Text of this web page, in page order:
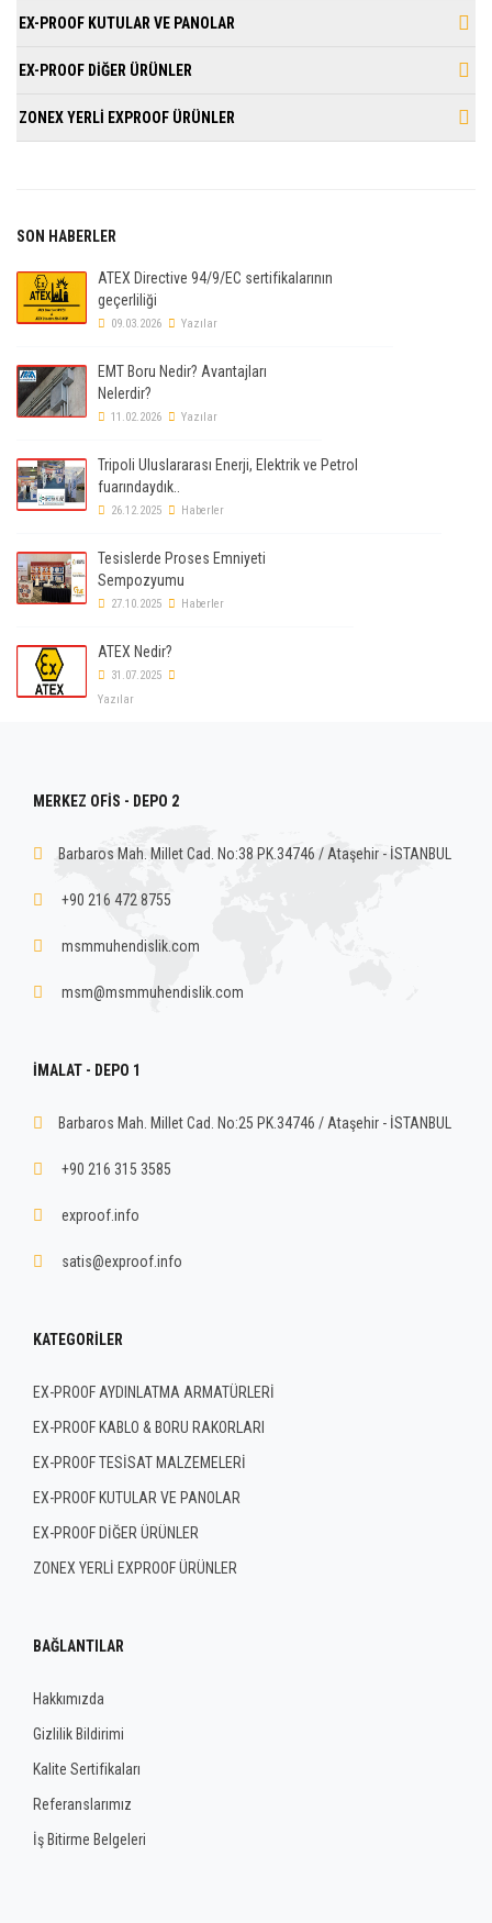
EX-PROOF KUTULAR VE PANOLAR
EX-PROOF DİĞER ÜRÜNLER
ZONEX YERLİ EXPROOF ÜRÜNLER
SON HABERLER
ATEX Directive 94/9/EC sertifikalarının
geçerliliği
09.03.2026 Yazılar
EMT Boru Nedir? Avantajları
Nelerdir?
11.02.2026 Yazılar
Tripoli Uluslararası Enerji, Elektrik ve Petrol
fuarındaydık..
26.12.2025 Haberler
Tesislerde Proses Emniyeti
Sempozyumu
27.10.2025 Haberler
ATEX Nedir?
31.07.2025
Yazılar
MERKEZ OFİS - DEPO 2
Barbaros Mah. Millet Cad. No:38 PK.34746 / Ataşehir - İSTANBUL
+90 216 472 8755
msmmuhendislik.com
msm@msmmuhendislik.com
İMALAT - DEPO 1
Barbaros Mah. Millet Cad. No:25 PK.34746 / Ataşehir - İSTANBUL
+90 216 315 3585
exproof.info
satis@exproof.info
KATEGORILER
EX-PROOF AYDINLATMA ARMATÜRLERİ
EX-PROOF KABLO & BORU RAKORLARI
EX-PROOF TESİSAT MALZEMELERİ
EX-PROOF KUTULAR VE PANOLAR
EX-PROOF DİĞER ÜRÜNLER
ZONEX YERLİ EXPROOF ÜRÜNLER
BAĞLANTILAR
Hakkımızda
Gizlilik Bildirimi
Kalite Sertifikaları
Referanslarımız
İş Bitirme Belgeleri